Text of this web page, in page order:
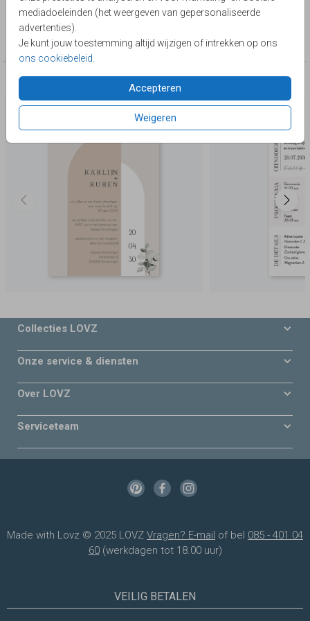
mediadoeleinden (het weergeven van gepersonaliseerde
advertenties).
Je kunt jouw toestemming altijd wijzigen of intrekken op ons
ons cookiebeleid
Accepteren
Weigeren
Lievez
Collectie
Basic & Trendy
Deze producten zijn wellicht ook iets voor je
Collecties LOVZ
Onze service & diensten
Over LOVZ
Serviceteam
Made with Lovz © 2025 LOVZ Vragen? E-mail of bel 085 - 401 04
60(werkdagen tot 18.00 uur)
VEILIG BETALEN